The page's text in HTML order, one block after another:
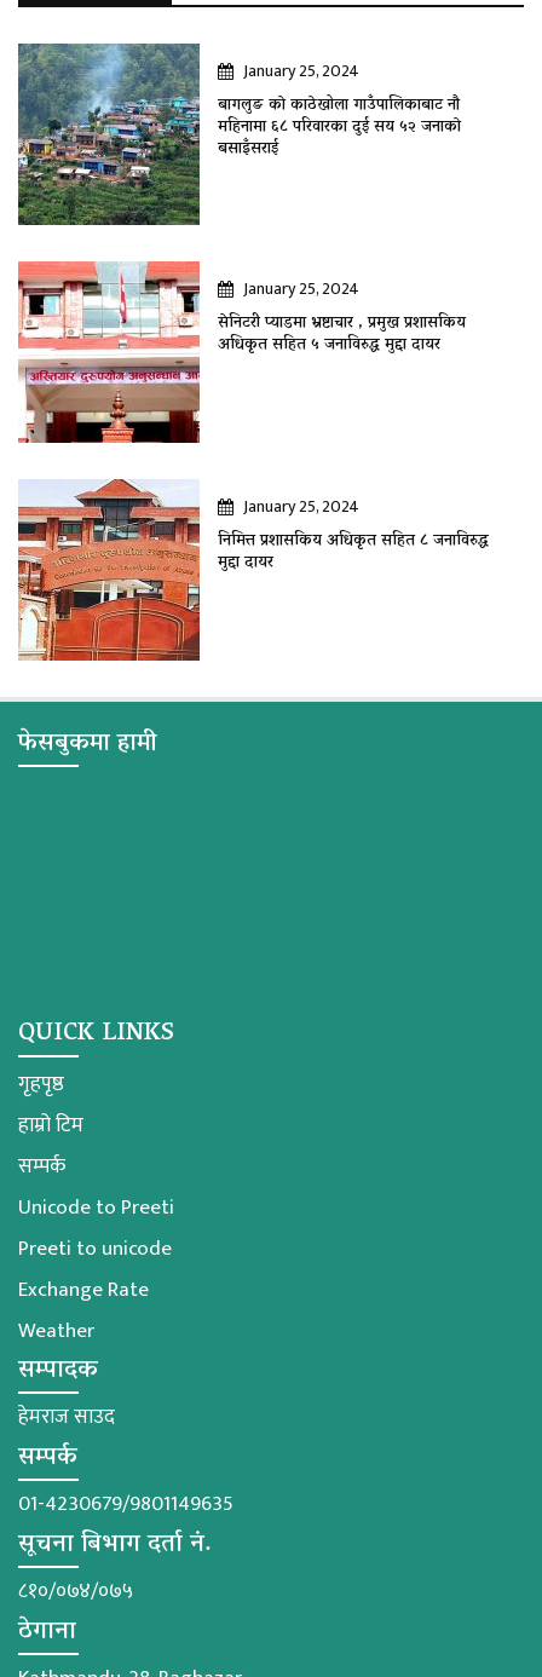
January 25, 2024
बागलुङ काे काठेखोला गाउँपालिकाबाट नौ
महिनामा ६८ परिवारका दुई सय ५२ जनाकाे
बसाइँसराई
January 25, 2024
सेनिटरी प्याडमा भ्रष्टाचार , प्रमुख प्रशासकिय
अधिकृत सहित ५ जनाविरुद्ध मुद्दा दायर
January 25, 2024
निमित्त प्रशासकिय अधिकृत सहित ८ जनाविरुद्ध
मुद्दा दायर
फेसबुकमा हामी
QUICK LINKS
गृहपृष्ठ
हाम्रो टिम
सम्पर्क
Unicode to Preeti
Preeti to unicode
Exchange Rate
Weather
सम्पादक
हेमराज साउद
सम्पर्क
01-4230679/9801149635
सूचना बिभाग दर्ता नं.
८१०/०७४/०७५
ठेगाना